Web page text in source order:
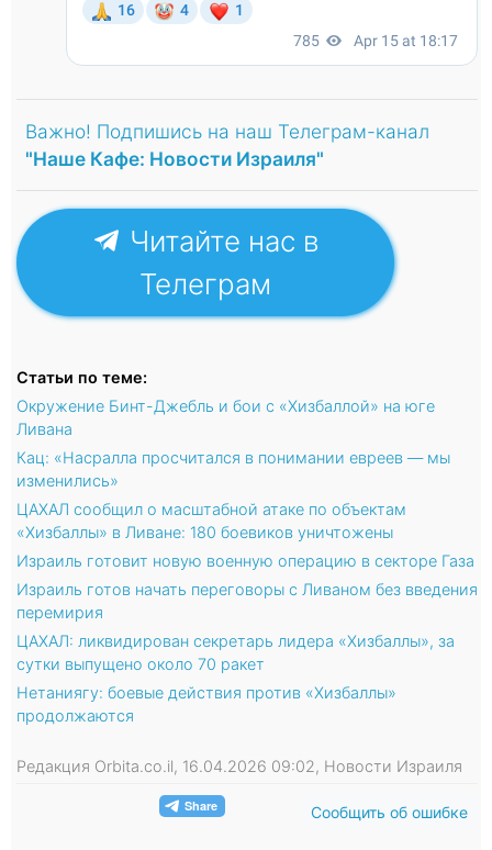
Важно! Подпишись на наш Телеграм-канал
"Наше Кафе: Новости Израиля"
Читайте нас в
Телеграм
Статьи по теме:
Окружение Бинт-Джебль и бои с «Хизбаллой» на юге
Ливана
Кац: «Насралла просчитался в понимании евреев — мы
изменились»
ЦАХАЛ сообщил о масштабной атаке по объектам
«Хизбаллы» в Ливане: 180 боевиков уничтожены
Израиль готовит новую военную операцию в секторе Газа
Израиль готов начать переговоры с Ливаном без введения
перемирия
ЦАХАЛ: ликвидирован секретарь лидера «Хизбаллы», за
сутки выпущено около 70 ракет
Нетаниягу: боевые действия против «Хизбаллы»
продолжаются
Редакция Orbita.co.il, 16.04.2026 09:02, Новости Израиля
Сообщить об ошибке